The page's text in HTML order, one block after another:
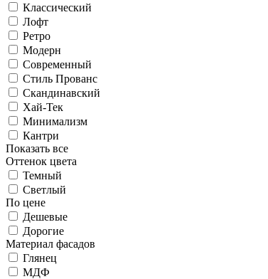
Классический
Лофт
Ретро
Модерн
Современный
Стиль Прованс
Скандинавский
Хай-Тек
Минимализм
Кантри
Показать все
Оттенок цвета
Темный
Светлый
По цене
Дешевые
Дорогие
Материал фасадов
Глянец
МДФ